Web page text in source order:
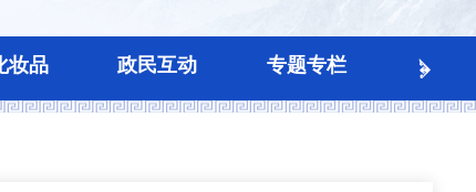
妆品 政民互动 专题专栏